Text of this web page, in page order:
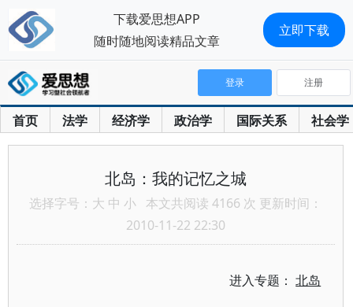
首页 法学 经济学 政治学 国际关系 社会学
登录 注册
北岛：我的记忆之城
选择字号： 大 中 小 本文共阅读 4166 次 更新时间：
2010-11-22 22:30
进入专题：北岛
下载爱思想APP
随时随地阅读精品文章
立即下载